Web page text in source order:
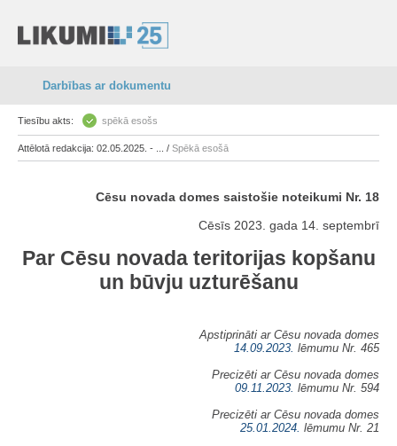
Darbības ar dokumentu
Tiesību akts: spēkā esošs
Attēlotā redakcija: 02.05.2025. - ... / Spēkā esošā
Cēsu novada domes saistošie noteikumi Nr. 18
Cēsīs 2023. gada 14. septembrī
Par Cēsu novada teritorijas kopšanu
un būvju uzturēšanu
Apstiprināti ar Cēsu novada domes
14.09.2023. lēmumu Nr. 465
Precizēti ar Cēsu novada domes
09.11.2023. lēmumu Nr. 594
Precizēti ar Cēsu novada domes
25.01.2024. lēmumu Nr. 21